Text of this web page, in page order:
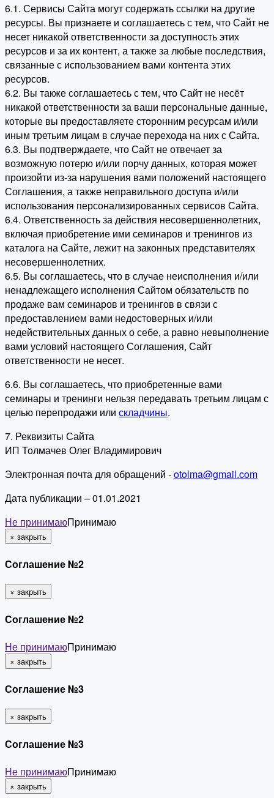
6.1. Сервисы Сайта могут содержать ссылки на другие
ресурсы. Вы признаете и соглашаетесь с тем, что Сайт не
несет никакой ответственности за доступность этих
ресурсов и за их контент, а также за любые последствия,
связанные с использованием вами контента этих
ресурсов.
6.2. Вы также соглашаетесь с тем, что Сайт не несёт
никакой ответственности за ваши персональные данные,
которые вы предоставляете сторонним ресурсам и/или
иным третьим лицам в случае перехода на них с Сайта.
6.3. Вы подтверждаете, что Сайт не отвечает за
возможную потерю и/или порчу данных, которая может
произойти из-за нарушения вами положений настоящего
Соглашения, а также неправильного доступа и/или
использования персонализированных сервисов Сайта.
6.4. Ответственность за действия несовершеннолетних,
включая приобретение ими семинаров и тренингов из
каталога на Сайте, лежит на законных представителях
несовершеннолетних.
6.5. Вы соглашаетесь, что в случае неисполнения и/или
ненадлежащего исполнения Сайтом обязательств по
продаже вам семинаров и тренингов в связи с
предоставлением вами недостоверных и/или
недействительных данных о себе, а равно невыполнение
вами условий настоящего Соглашения, Сайт
ответственности не несет.
6.6. Вы соглашаетесь, что приобретенные вами
семинары и тренинги нельзя передавать третьим лицам с
целью перепродажи или складчины.
7. Реквизиты Сайта
ИП Толмачев Олег Владимирович
Электронная почта для обращений -otolma@gmail.com
Дата публикации – 01.01.2021
Не принимаюПринимаю
× закрыть
Соглашение №2
× закрыть
Соглашение №2
Не принимаюПринимаю
× закрыть
Соглашение №3
× закрыть
Соглашение №3
Не принимаюПринимаю
× закрыть